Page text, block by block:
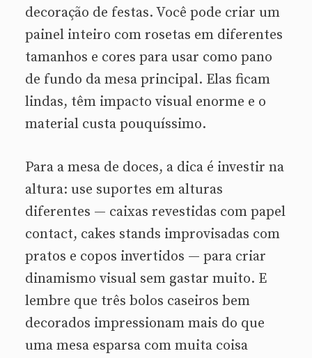
decoração de festas. Você pode criar um
painel inteiro com rosetas em diferentes
tamanhos e cores para usar como pano
de fundo da mesa principal. Elas ficam
lindas, têm impacto visual enorme e o
material custa pouquíssimo.
Para a mesa de doces, a dica é investir na
altura: use suportes em alturas
diferentes — caixas revestidas com papel
contact, cakes stands improvisadas com
pratos e copos invertidos — para criar
dinamismo visual sem gastar muito. E
lembre que três bolos caseiros bem
decorados impressionam mais do que
uma mesa esparsa com muita coisa